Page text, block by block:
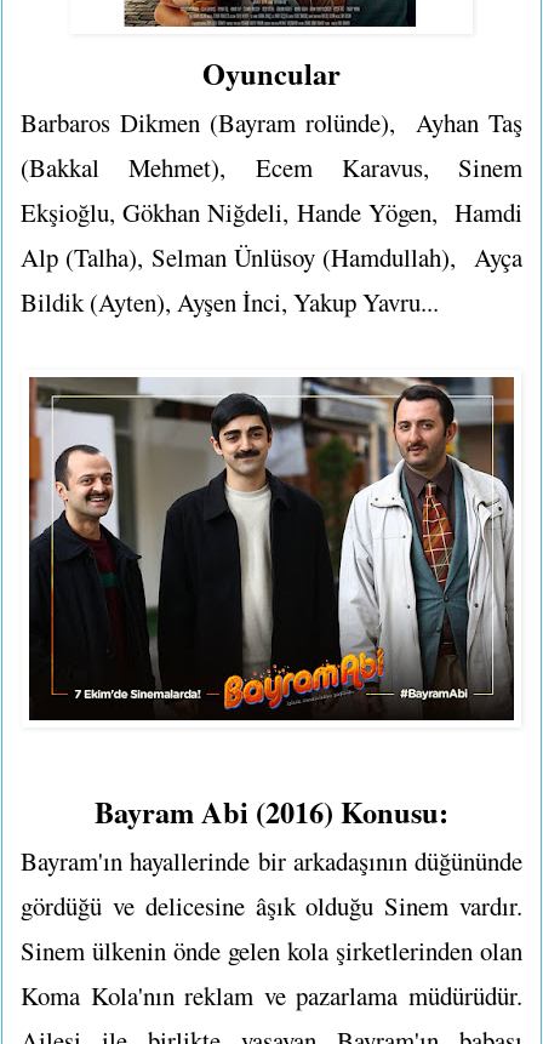
Oyuncular
Barbaros Dikmen (Bayram rolünde), Ayhan Taş
(Bakkal Mehmet), Ecem Karavus, Sinem
Ekşioğlu, Gökhan Niğdeli, Hande Yögen, Hamdi
Alp (Talha), Selman Ünlüsoy (Hamdullah), Ayça
Bildik (Ayten), Ayşen İnci, Yakup Yavru...
Bayram Abi (2016) Konusu:
Bayram'ın hayallerinde bir arkadaşının düğününde
gördüğü ve delicesine âşık olduğu Sinem vardır.
Sinem ülkenin önde gelen kola şirketlerinden olan
Koma Kola'nın reklam ve pazarlama müdürüdür.